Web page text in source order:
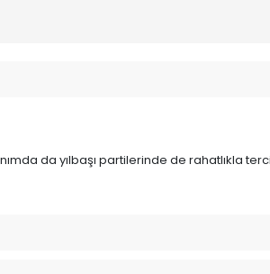
da yılbaşı partilerinde de rahatlıkla